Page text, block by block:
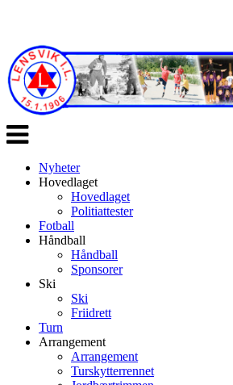
Veksle
navigasjon
Nyheter
Hovedlaget
Hovedlaget
Politiattester
Fotball
Håndball
Håndball
Sponsorer
Ski
Ski
Friidrett
Turn
Arrangement
Arrangement
Turskytterrennet